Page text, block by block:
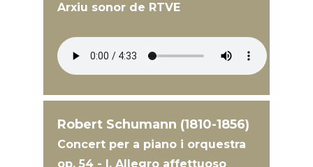
Arxiu sonor de RTVE
Robert Schumann (1810-1856)
Concert per a piano i orquestra
op. 54 - I. Allegro affettuoso